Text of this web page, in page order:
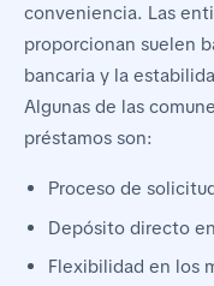
conveniencia. Las
proporcionan suelen
bancaria y la
Algunas de las
préstamos son:
Proceso de
Depósito directo
Flexibilidad en los